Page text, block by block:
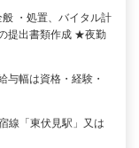
・処置、バイタル計
提出書類作成 ★夜勤
幅は資格・経験・
線「東伏見駅」又は